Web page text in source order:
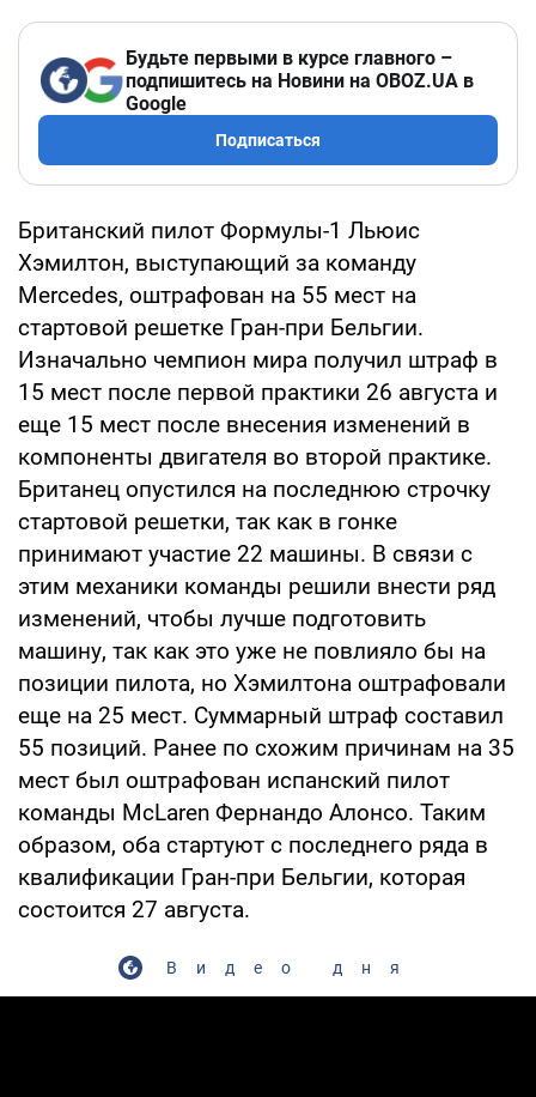
Будьте первыми в курсе главного –
подпишитесь на Новини на OBOZ.UA в
Google
Подписаться
Британский пилот Формулы-1 Льюис
Хэмилтон, выступающий за команду
Mercedes, оштрафован на 55 мест на
стартовой решетке Гран-при Бельгии.
Изначально чемпион мира получил штраф в
15 мест после первой практики 26 августа и
еще 15 мест после внесения изменений в
компоненты двигателя во второй практике.
Британец опустился на последнюю строчку
стартовой решетки, так как в гонке
принимают участие 22 машины. В связи с
этим механики команды решили внести ряд
изменений, чтобы лучше подготовить
машину, так как это уже не повлияло бы на
позиции пилота, но Хэмилтона оштрафовали
еще на 25 мест. Суммарный штраф составил
55 позиций. Ранее по схожим причинам на 35
мест был оштрафован испанский пилот
команды McLaren Фернандо Алонсо. Таким
образом, оба стартуют с последнего ряда в
квалификации Гран-при Бельгии, которая
состоится 27 августа.
Видео дня